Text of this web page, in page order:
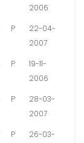
2006
P
22-04-
2007
P
19-11-
2006
P
28-03-
2007
P
26-03-